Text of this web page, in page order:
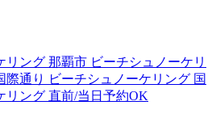
リング 那覇市 ビーチシュノーケリ
際通り ビーチシュノーケリング 国
リング 直前/当日予約OK